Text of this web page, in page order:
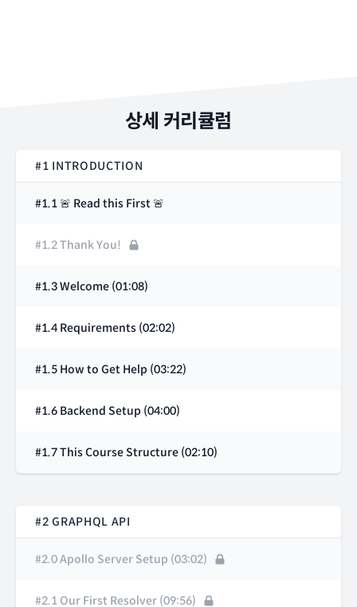
상세 커리큘럼
#1 INTRODUCTION
#1.1 🚨 Read this First 🚨
#1.2 Thank You!
#1.3 Welcome (01:08)
#1.4 Requirements (02:02)
#1.5 How to Get Help (03:22)
#1.6 Backend Setup (04:00)
#1.7 This Course Structure (02:10)
#2 GRAPHQL API
#2.0 Apollo Server Setup (03:02)
#2.1 Our First Resolver (09:56)